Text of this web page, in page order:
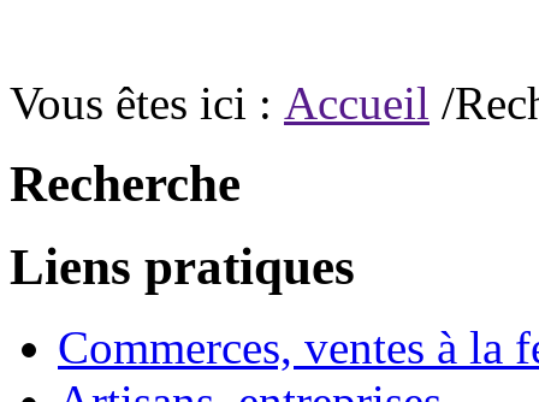
Vous êtes ici : Accueil /
Recherche
Liens pratiques
Commerces, ventes à la